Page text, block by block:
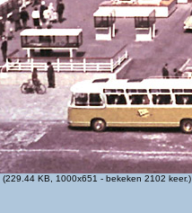
(229.44 KB, 1000x651 - bekeken 2102 keer.)